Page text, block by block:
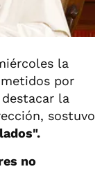
la
por
destacar la
sostuvo
no